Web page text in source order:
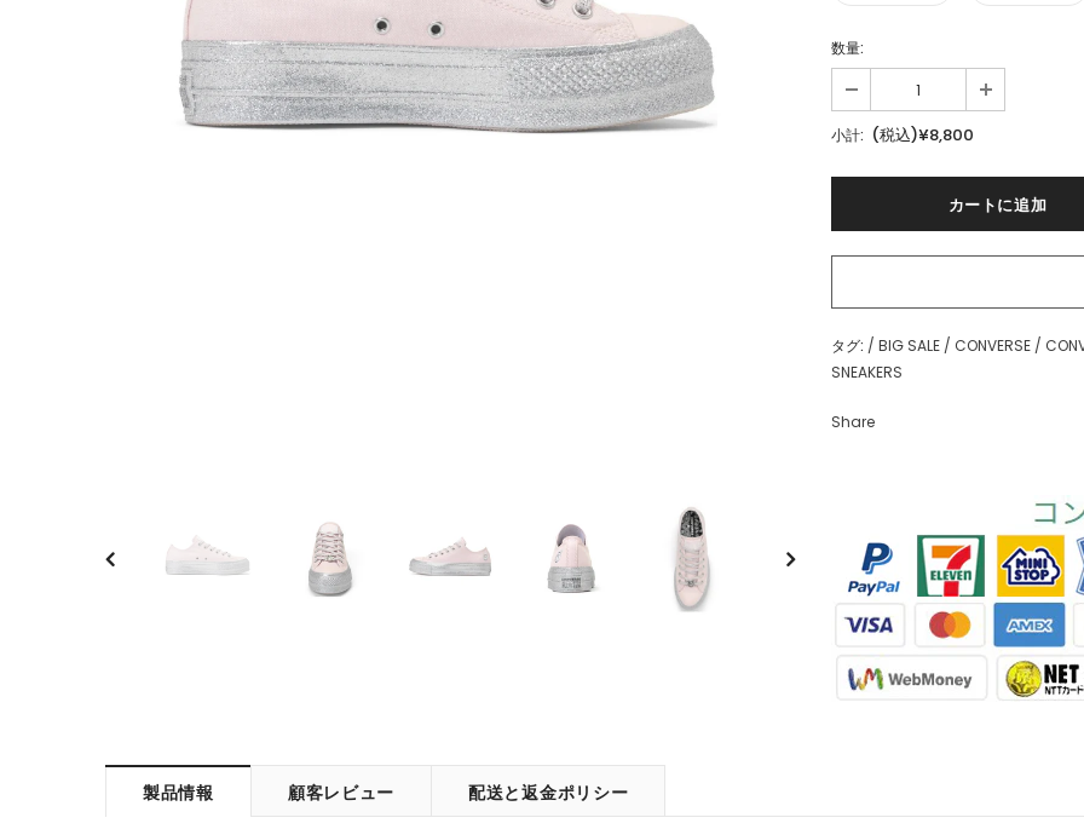
数量:
小計: (税込)¥8,800
タグ: / BIG SALE / CONVERSE /
SNEAKERS
Share
製品情報 顧客レビュー 配送と返金ポリシー